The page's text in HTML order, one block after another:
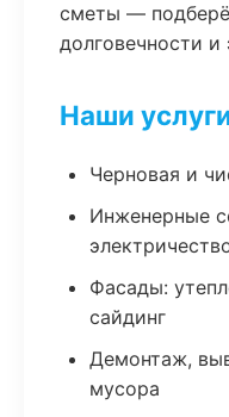
сметы —
долговечности и
Наши
Черновая и
Инженерные
Фасады:
сайдинг
Демонтаж,
мусора